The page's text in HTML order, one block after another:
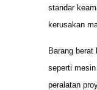
standar
kerusakan
Barang berat
seperti
peralatan